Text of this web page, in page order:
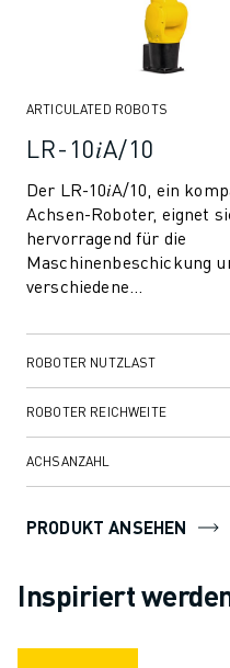
ARTICULATED ROBOTS
LR-10𝑖A/10
Der LR-10𝑖A/10, ein
Achsen-Roboter, eignet
hervorragend für die
Maschinenbeschickung
verschiedene
in Lager und Logistik
schlank...
ROBOTER NUTZLAST
ROBOTER REICHWEITE
ACHSANZAHL
PRODUKT ANSEHEN
Inspiriert